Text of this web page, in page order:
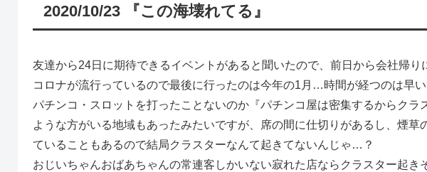
2020/10/23 『この海壊れてる』
友達から24日に期待できるイベントがあると聞いたので、前日から会社帰り
コロナが流行っているので最後に行ったのは今年の1月…時間が経つのは早い
パチンコ・スロットを打ったことないのか『パチンコ屋は密集するからクラ
ような方がいる地域もあったみたいですが、席の間に仕切りがあるし、煙
ていることもあるので結局クラスターなんて起きてないんじゃ…？
おじいちゃんおばあちゃんの常連客しかいない寂れた店ならクラスター起き